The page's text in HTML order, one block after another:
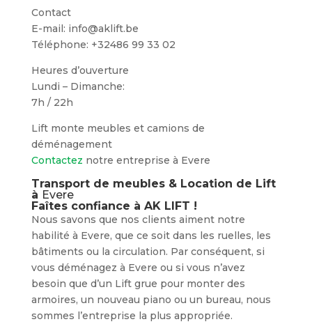
Contact
E-mail: info@aklift.be
Téléphone: +32486 99 33 02
Heures d’ouverture
Lundi – Dimanche:
7h / 22h
Lift monte meubles et camions de
déménagement
Contactez notre entreprise à Evere
Transport de meubles & Location de Lift
à Evere
Faîtes confiance à AK LIFT !
Nous savons que nos clients aiment notre
habilité à Evere, que ce soit dans les ruelles, les
bâtiments ou la circulation. Par conséquent, si
vous déménagez à Evere ou si vous n’avez
besoin que d’un Lift grue pour monter des
armoires, un nouveau piano ou un bureau, nous
sommes l’entreprise la plus appropriée.